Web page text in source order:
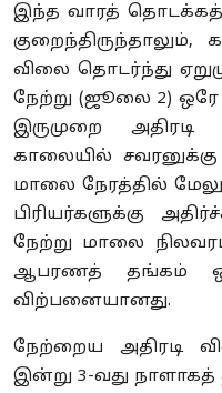
இந்த வாரத்
விலை தொடர்ந்து
நேற்று (ஜூலை 2)
இருமுறை
காலையில் சவரனுக்கு
மாலை நேரத்தில்
பிரியர்களுக்கு
நேற்று மாலை
ஆபரணத் தங்கம் ஒரு
விற்பனையானது.
நேற்றைய அதிரடி
இன்று 3-வது